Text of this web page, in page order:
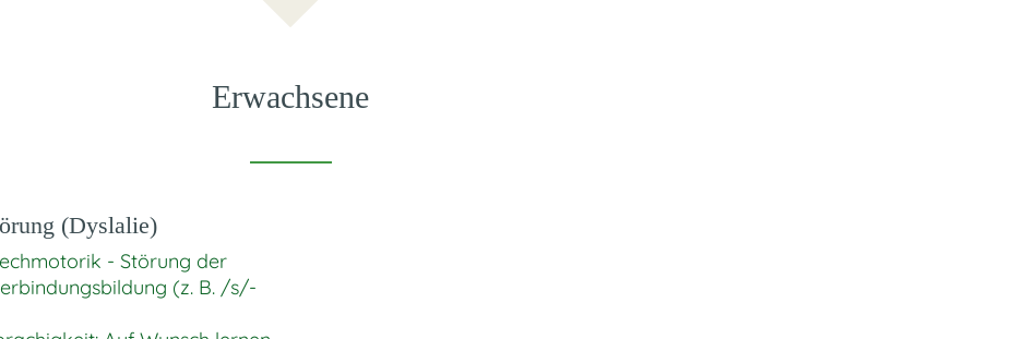
Erwachsene
(Dyslalie)
- Störung der
(z. B. /s/-